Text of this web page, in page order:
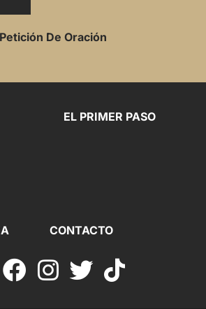
Petición De Oración
EL PRIMER PASO
CONTACTO